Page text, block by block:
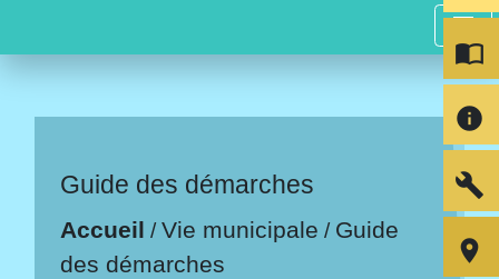
menu
Guide des démarches
Accueil /Vie municipale / Guide
des démarches
import_contacts
info
build
room